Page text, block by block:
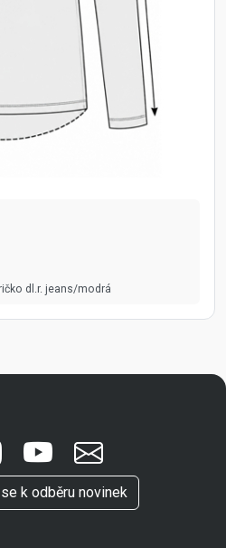
BOMA s.r.o. - Kontaktní údaje
dl.r. jeans/modrá
k odběru novinek